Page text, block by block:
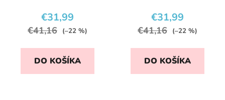
€31,99
€41,16 (–22 %)
DO KOŠÍKA
€31,99
€41,16 (–22 %)
DO KOŠÍKA